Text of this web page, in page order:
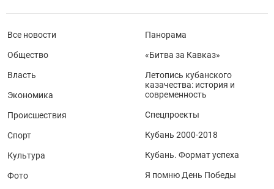
Все новости
Общество
Власть
Экономика
Происшествия
Спорт
Культура
Фото
Панорама
«Битва за Кавказ»
Летопись кубанского
казачества: история и
современность
Спецпроекты
Кубань 2000-2018
Кубань. Формат успеха
Я помню День Победы